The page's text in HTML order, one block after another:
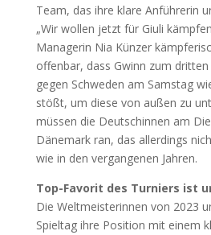
Team, das ihre klare Anführerin
„Wir wollen jetzt für Giuli
Managerin Nia Künzer
offenbar, dass Gwinn zum
gegen Schweden am Samstag
stößt, um diese von außen zu
müssen die Deutschinnen am
Dänemark ran, das allerdings
wie in den vergangenen Jahren.
Top-Favorit des Turniers ist
Die Weltmeisterinnen von 2023
Spieltag ihre Position mit einem